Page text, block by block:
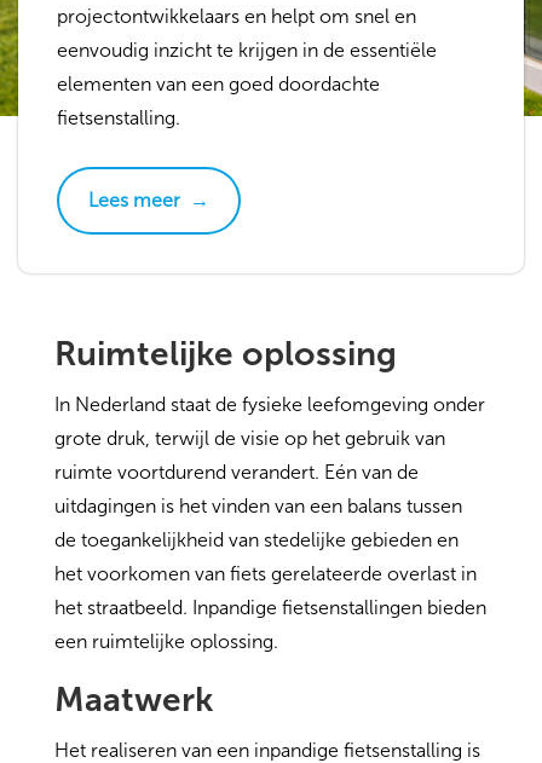
projectontwikkelaars en helpt om snel en
eenvoudig inzicht te krijgen in de essentiële
elementen van een goed doordachte
fietsenstalling.
Lees meer →
Ruimtelijke oplossing
In Nederland staat de fysieke leefomgeving onder
grote druk, terwijl de visie op het gebruik van
ruimte voortdurend verandert. Eén van de
uitdagingen is het vinden van een balans tussen
de toegankelijkheid van stedelijke gebieden en
het voorkomen van fiets gerelateerde overlast in
het straatbeeld. Inpandige fietsenstallingen bieden
een ruimtelijke oplossing.
Maatwerk
Het realiseren van een inpandige fietsenstalling is